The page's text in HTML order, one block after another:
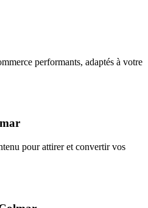
performants, adaptés à votre
pour attirer et convertir vos